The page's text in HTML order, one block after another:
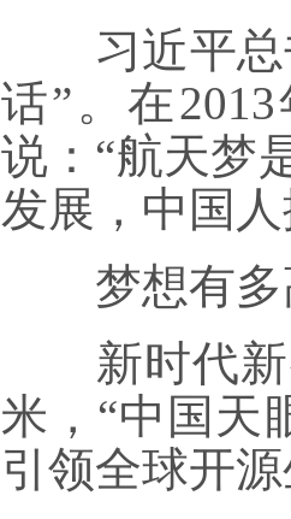
习近平总书
话”。在
说：“航天梦
发展，中国
梦想有多
新时代新
米，“中国天
引领全球开